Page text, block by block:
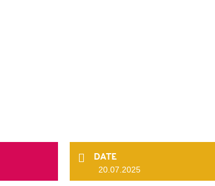
DATE
20.07.2025